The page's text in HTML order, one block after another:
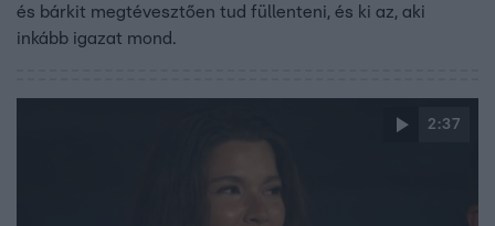
és bárkit megtévesztően tud füllenteni, és ki az, aki
inkább igazat mond.
2:37